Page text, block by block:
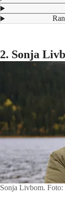
2. Sonja
Sonja Livbom.